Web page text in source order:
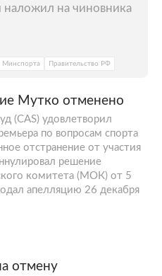
наложил на чиновника
Минспорта Правительство РФ
Мутко отменено
(CAS) удовлетворил
по вопросам спорта
отстранение от участия
решение
комитета (МОК) от 5
апелляцию 26 декабря
отмену